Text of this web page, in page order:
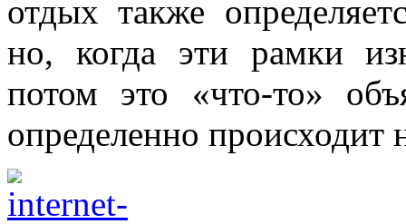
отдых также
но, когда эти рамки
потом это «что-то»
определенно